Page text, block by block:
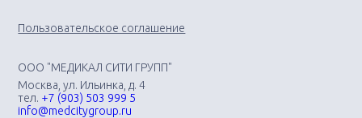
Пользовательское соглашение
ООО "МЕДИКАЛ СИТИ ГРУПП"
Москва, ул. Ильинка, д. 4
тел. +7 (903) 503 999 5
info@medcitygroup.ru